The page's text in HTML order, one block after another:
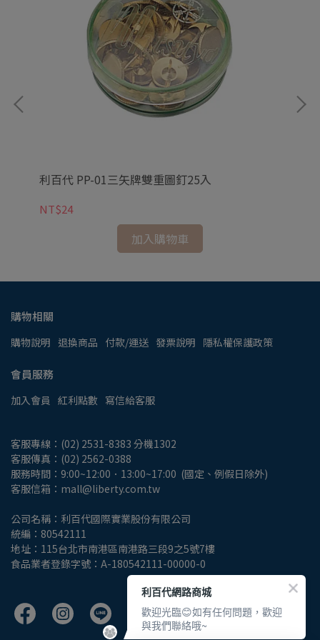
利百代 PP-01三矢牌雙重圖釘25入
NT$24
加入購物車
購物相關
購物說明 退換商品 付款/運送 發票說明 隱私權保護政策
會員服務
加入會員 紅利點數 寫信給客服
客服專線：(02) 2531-8383 分機1302
客服傳真：(02) 2562-0388
服務時間：9:00~12:00．13:00~17:00  (國定、例假日除外)
客服信箱：mall@liberty.com.tw
公司名稱：利百代國際實業股份有限公司
統編：80542111
地址：115台北市南港區南港路三段9之5號7樓
食品業者登錄字號：A-180542111-00000-0
利百代網路商城
歡迎光臨😊如有任何問題，歡迎
與我們聯絡哦~